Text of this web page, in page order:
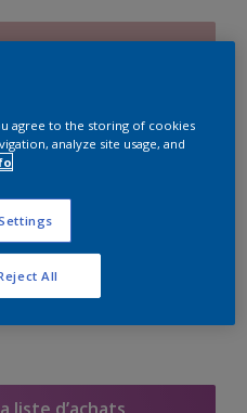
agree to the storing of cookies
analyze site usage, and
All